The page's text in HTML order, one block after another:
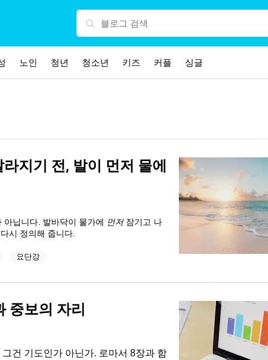
노인 청년 청소년 키즈 커플 싱글
지기 전, 발이 먼저 물에
아닙니다. 발바닥이 물가에 먼저잠기고 나
시 정의해 줍니다.
요단강
중보의 자리
건 기도인가 아닌가. 로마서 8장과 함